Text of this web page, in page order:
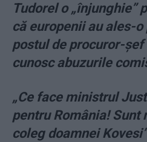
Tudorel o „înjunghie”
că europenii au ales-
postul de procuror-şef
cunosc abuzurile
„Ce face ministrul
pentru România! Sunt
coleg doamnei Kovesi”